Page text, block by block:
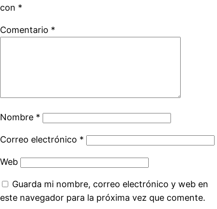
con *
Comentario *
Nombre *
Correo electrónico *
Web
Guarda mi nombre, correo electrónico y web en
este navegador para la próxima vez que comente.